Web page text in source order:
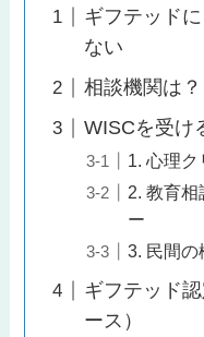
ギフテッド
ない
相談機関は？
WISCを受け
1. 心理
2. 教育
ー
3. 民間の
ギフテッド
ース）